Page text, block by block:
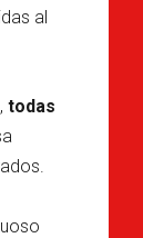
al
todas